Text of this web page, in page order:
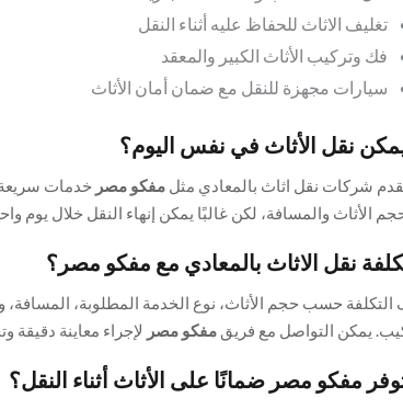
تغليف الاثاث للحفاظ عليه أثناء النقل
فك وتركيب الأثاث الكبير والمعقد
سيارات مجهزة للنقل مع ضمان أمان الأثاث
نقل الأثاث في نفس اليوم؟
شركات نقل اثاث بالمعادي مثل مفكو مصر خدمات سريعة
الأثاث والمسافة، لكن غالبًا يمكن إنهاء النقل خلال يوم
نقل الاثاث بالمعادي مع مفكو مصر؟
التكلفة حسب حجم الأثاث، نوع الخدمة المطلوبة،
يمكن التواصل مع فريق مفكو مصر لإجراء معاينة دقيقة
مفكو مصر ضمانًا على الأثاث أثناء النقل؟